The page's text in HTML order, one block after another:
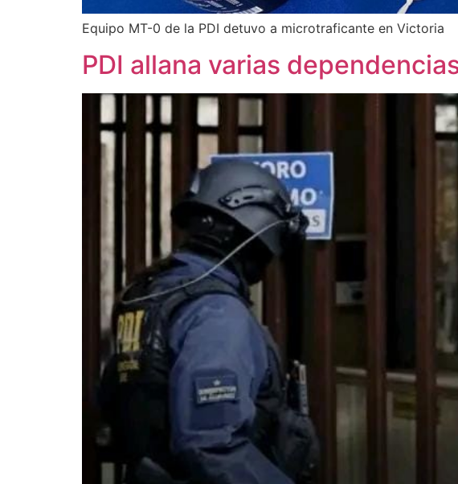
Equipo MT-0 de la PDI detuvo a microtraficante en Victoria
PDI allana varias